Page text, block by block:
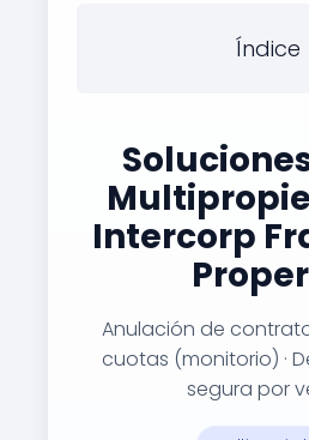
Índice
Intercorp
Anulación de
cuotas (monitorio) ·
segura por